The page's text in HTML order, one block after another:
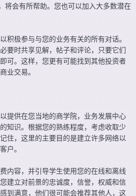
将会有所帮助。您也可以加入大多数潜在
积极参与与您的业务有关的所有对话。
要时共享见解，帖子和评论，只要它们
可。这样，您更有可能找到其他投资者
业交易。
提供在您当地的商学院，业务发展中心
知识。根据您的熟练程度，考虑收取少
住，这里的主要目的是建立许多网络以
户。
内容，并引导学生使用您的在线和离线
建立对前景的忠诚度，信誉，权威和信
到满意，他们很可能会推荐其他人，这